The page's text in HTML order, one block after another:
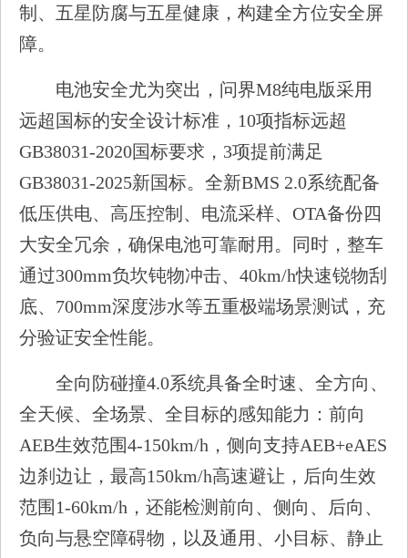
制、五星防腐与五星健康，构建全方位安全屏
障。
电池安全尤为突出，问界M8纯电版采用
远超国标的安全设计标准，10项指标远超
GB38031-2020国标要求，3项提前满足
GB38031-2025新国标。全新BMS 2.0系统配备
低压供电、高压控制、电流采样、OTA备份四
大安全冗余，确保电池可靠耐用。同时，整车
通过300mm负坎钝物冲击、40km/h快速锐物刮
底、700mm深度涉水等五重极端场景测试，充
分验证安全性能。
全向防碰撞4.0系统具备全时速、全方向、
全天候、全场景、全目标的感知能力：前向
AEB生效范围4-150km/h，侧向支持AEB+eAES
边刹边让，最高150km/h高速避让，后向生效
范围1-60km/h，还能检测前向、侧向、后向、
负向与悬空障碍物，以及通用、小目标、静止